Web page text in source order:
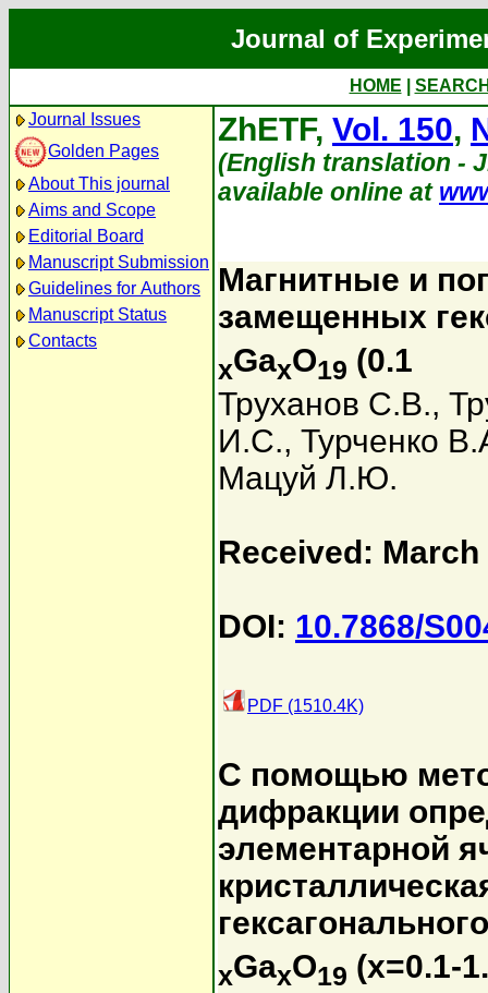
Journal of
HOME
Journal Issues
Golden Pages
About This journal
Aims and Scope
Editorial Board
Manuscript Submission
Guidelines for Authors
Manuscript Status
Contacts
ZhETF, Vol. 150,
(English translation -
available online at
Магнитные и
замещенных
xGaxO19 (0.1
Труханов С.В.,
И.С., Турченко
Мацуй Л.Ю.
Received: March
DOI: 10.7868/
PDF (1510.4K)
С помощью
дифракции
элементарной
xGaxO19 (x=0.1-